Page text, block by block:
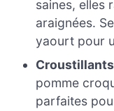
saines, elles
araignées.
yaourt pour
pomme
parfaites